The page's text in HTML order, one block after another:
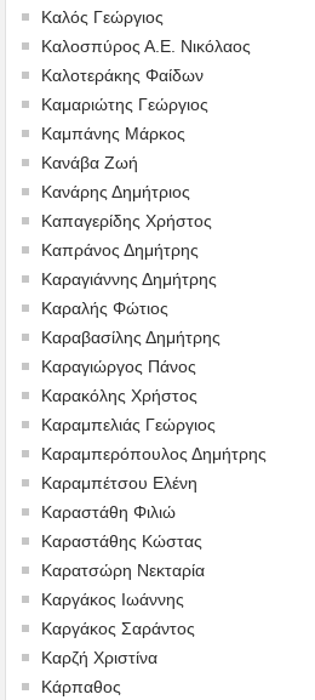
Καλός Γεώργιος
Καλοσπύρος Α.Ε. Νικόλαος
Καλοτεράκης Φαίδων
Καμαριώτης Γεώργιος
Καμπάνης Μάρκος
Κανάβα Ζωή
Κανάρης Δημήτριος
Καπαγερίδης Χρήστος
Καπράνος Δημήτρης
Καραγιάννης Δημήτρης
Καραλής Φώτιος
Καραβασίλης Δημήτρης
Καραγιώργος Πάνος
Καρακόλης Χρήστος
Καραμπελιάς Γεώργιος
Καραμπερόπουλος Δημήτρης
Καραμπέτσου Ελένη
Καραστάθη Φιλιώ
Καραστάθης Κώστας
Καρατσώρη Νεκταρία
Καργάκος Ιωάννης
Καργάκος Σαράντος
Καρζή Χριστίνα
Κάρπαθος